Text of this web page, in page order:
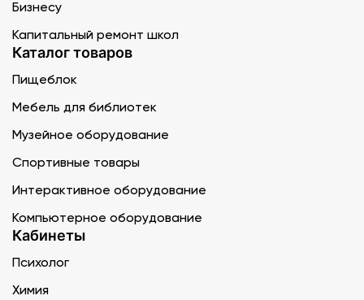
Бизнесу
Капитальный ремонт школ
Каталог товаров
Пищеблок
Мебель для библиотек
Музейное оборудование
Спортивные товары
Интерактивное оборудование
Компьютерное оборудование
Кабинеты
Психолог
Химия